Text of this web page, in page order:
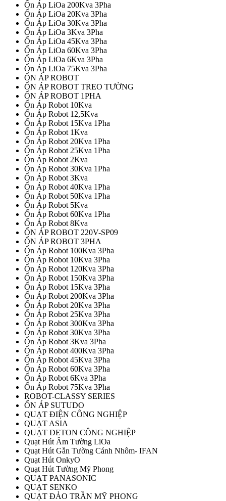
Ổn Áp LiOa 200Kva 3Pha
Ổn Áp LiOa 20Kva 3Pha
Ổn Áp LiOa 30Kva 3Pha
Ổn Áp LiOa 3Kva 3Pha
Ổn Áp LiOa 45Kva 3Pha
Ổn Áp LiOa 60Kva 3Pha
Ổn Áp LiOa 6Kva 3Pha
Ổn Áp LiOa 75Kva 3Pha
ỔN ÁP ROBOT
ỔN ÁP ROBOT TREO TƯỜNG
ỔN ÁP ROBOT 1PHA
Ổn Áp Robot 10Kva
Ổn Áp Robot 12,5Kva
Ổn Áp Robot 15Kva 1Pha
Ổn Áp Robot 1Kva
Ổn Áp Robot 20Kva 1Pha
Ổn Áp Robot 25Kva 1Pha
Ổn Áp Robot 2Kva
Ổn Áp Robot 30Kva 1Pha
Ổn Áp Robot 3Kva
Ổn Áp Robot 40Kva 1Pha
Ổn Áp Robot 50Kva 1Pha
Ổn Áp Robot 5Kva
Ổn Áp Robot 60Kva 1Pha
Ổn Áp Robot 8Kva
ỔN ÁP ROBOT 220V-SP09
ỔN ÁP ROBOT 3PHA
Ổn Áp Robot 100Kva 3Pha
Ổn Áp Robot 10Kva 3Pha
Ổn Áp Robot 120Kva 3Pha
Ổn Áp Robot 150Kva 3Pha
Ổn Áp Robot 15Kva 3Pha
Ổn Áp Robot 200Kva 3Pha
Ổn Áp Robot 20Kva 3Pha
Ổn Áp Robot 25Kva 3Pha
Ổn Áp Robot 300Kva 3Pha
Ổn Áp Robot 30Kva 3Pha
Ổn Áp Robot 3Kva 3Pha
Ổn Áp Robot 400Kva 3Pha
Ổn Áp Robot 45Kva 3Pha
Ổn Áp Robot 60Kva 3Pha
Ổn Áp Robot 6Kva 3Pha
Ổn Áp Robot 75Kva 3Pha
ROBOT-CLASSY SERIES
ỔN ÁP SUTUDO
QUẠT ĐIỆN CÔNG NGHIỆP
QUẠT ASIA
QUẠT DETON CÔNG NGHIỆP
Quạt Hút Âm Tường LiOa
Quạt Hút Gắn Tường Cánh Nhôm- IFAN
Quạt Hút OnkyO
Quạt Hút Tường Mỹ Phong
QUẠT PANASONIC
QUẠT SENKO
QUẠT ĐẢO TRẦN MỸ PHONG